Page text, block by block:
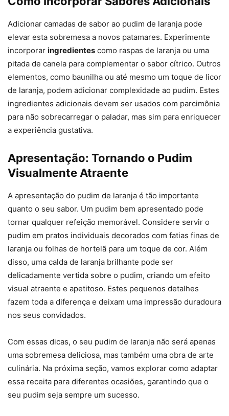
Adicionar camadas de sabor ao pudim de laranja pode
elevar esta sobremesa a novos patamares. Experimente
incorporar ingredientes como raspas de laranja ou uma
pitada de canela para complementar o sabor cítrico. Outros
elementos, como baunilha ou até mesmo um toque de licor
de laranja, podem adicionar complexidade ao pudim. Estes
ingredientes adicionais devem ser usados com parcimônia
para não sobrecarregar o paladar, mas sim para enriquecer
a experiência gustativa.
Apresentação: Tornando o Pudim
Visualmente Atraente
A apresentação do pudim de laranja é tão importante
quanto o seu sabor. Um pudim bem apresentado pode
tornar qualquer refeição memorável. Considere servir o
pudim em pratos individuais decorados com fatias finas de
laranja ou folhas de hortelã para um toque de cor. Além
disso, uma calda de laranja brilhante pode ser
delicadamente vertida sobre o pudim, criando um efeito
visual atraente e apetitoso. Estes pequenos detalhes
fazem toda a diferença e deixam uma impressão duradoura
nos seus convidados.
Com essas dicas, o seu pudim de laranja não será apenas
uma sobremesa deliciosa, mas também uma obra de arte
culinária. Na próxima seção, vamos explorar como adaptar
essa receita para diferentes ocasiões, garantindo que o
seu pudim seja sempre um sucesso.